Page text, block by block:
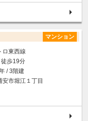
マンション
ロ東西線
徒歩19分
/ 3階建
安市堀江１丁目